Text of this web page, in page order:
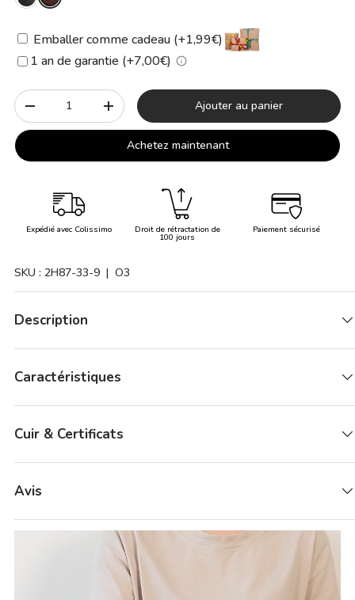
Emballer comme cadeau (+1,99€)
1 an de garantie (+7,00€)
Qté
-
+ Ajouter au panier
Achetez maintenant
Expédié avec Colissimo Droit de rétractation de
100 jours
Paiement sécurisé
SKU : 2H87-33-9 | O3
Description
Caractéristiques
Cuir & Certificats
Avis